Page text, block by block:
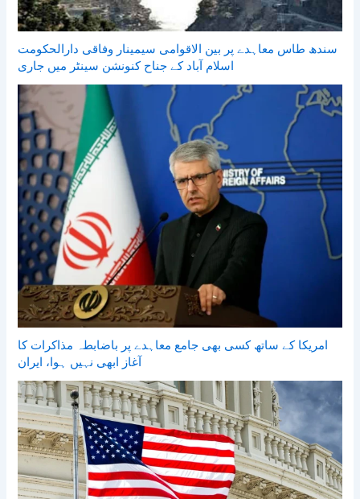
سندھ طاس معاہدے پر بین الاقوامی سیمینار وفاقی دارالحکومت
اسلام آباد کے جناح کنونشن سینٹر میں جاری
امریکا کے ساتھ کسی بھی جامع معاہدے پر باضابطہ مذاکرات کا
آغاز ابھی نہیں ہوا، ایران